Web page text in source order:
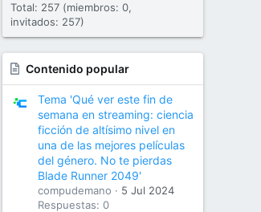
Total: 257 (miembros: 0,
invitados: 257)
Contenido popular
Tema 'Qué ver este fin de
semana en streaming: ciencia
ficción de altísimo nivel en
una de las mejores películas
del género. No te pierdas
Blade Runner 2049'
compudemano
5 Jul 2024
Respuestas: 0